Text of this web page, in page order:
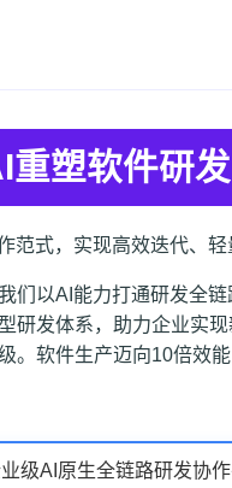
重塑软件研
范式，实现高效迭代、
们以AI能力打通研发全
研发体系，助力企业实
。软件生产迈向10倍效
级AI原生全链路研发协